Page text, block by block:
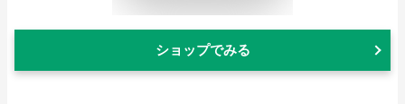
ショップでみる